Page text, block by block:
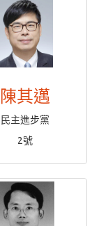
陳其邁
民主進步黨
2號